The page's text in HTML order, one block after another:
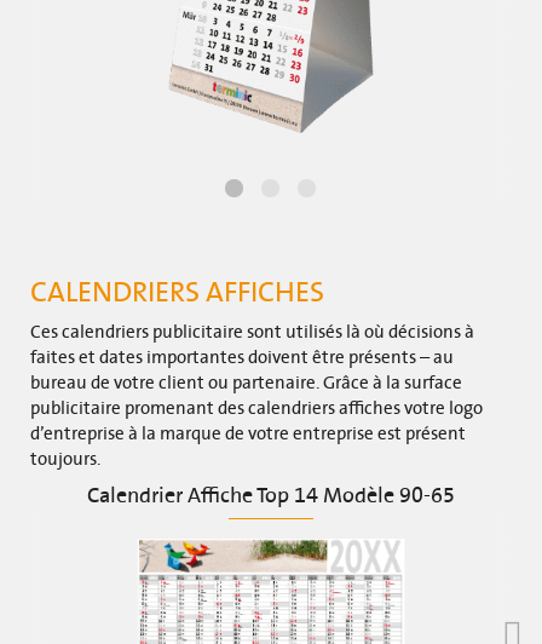
CALENDRIERS AFFICHES
Ces calendriers publicitaire sont utilisés là où décisions à
faites et dates importantes doivent être présents – au
bureau de votre client ou partenaire. Grâce à la surface
publicitaire promenant des calendriers affiches votre logo
d’entreprise à la marque de votre entreprise est présent
toujours.
Calendrier Affiche Top 14 Modèle 90-65